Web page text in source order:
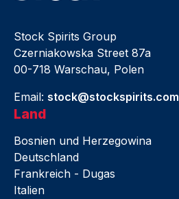
Stock Spirits Group
Czerniakowska Street 87a
00-718 Warschau, Polen
Email: stock@stockspirits.com
Land
Bosnien und Herzegowina
Deutschland
Frankreich - Dugas
Italien